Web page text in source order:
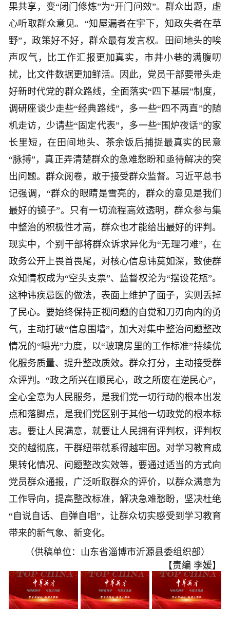
果共享，变“闭门修炼”为“开门问效”。群众出题，虚
心听取群众意见。“知屋漏者在宇下，知政失者在草
野”，政策好不好，群众最有发言权。田间地头的唉
声叹气，比工作汇报更加真实，市井小巷的满腹叨
扰，比文件数据更加鲜活。因此，党员干部要带头走
好新时代党的群众路线，全面落实“四下基层”制度，
调研座谈少走些“经典路线”，多一些“四不两直”的随
机走访，少请些“固定代表”，多一些“围炉夜话”的家
长里短，在田间地头、茶余饭后捕捉最真实的民意
“脉搏”，真正弄清楚群众的急难愁盼和亟待解决的突
出问题。群众阅卷，敢于接受群众监督。习近平总书
记强调，“群众的眼睛是雪亮的，群众的意见是我们
最好的镜子”。只有一切流程高效透明，群众参与集
中整治的积极性才高，群众也才能给出最好的评判。
现实中，个别干部将群众诉求异化为“无理刁难”，在
政务公开上畏首畏尾，对核心信息讳莫如深，致使群
众知情权成为“空头支票”、监督权沦为“摆设花瓶”。
这种讳疾忌医的做法，表面上维护了面子，实则丢掉
了民心。要始终保持正视问题的自觉和刀刃向内的勇
气，主动打破“信息围墙”，加大对集中整治问题整改
情况的“曝光”力度，以“玻璃房里的工作标准”持续优
化服务质量、提升整改质效。群众打分，主动接受群
众评判。“政之所兴在顺民心，政之所废在逆民心”，
全心全意为人民服务，是我们党一切行动的根本出发
点和落脚点，是我们党区别于其他一切政党的根本标
志。要让人民满意，就要让人民拥有评判权，评判权
交的越彻底，干群纽带就系得越牢固。对学习教育成
果转化情况、问题整改实效等，要通过适当的方式向
党员群众通报，广泛听取群众的评价，以群众满意为
工作导向，提高整改标准，解决急难愁盼，坚决杜绝
“自说自话、自弹自唱”，让群众切实感受到学习教育
带来的新气象、新变化。
（供稿单位： 山东省淄博市沂源县委组织部）
【责编 李媛】